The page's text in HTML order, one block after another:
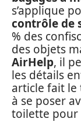
s’applique
contrôle de
% des
des objets
AirHelp, il
les détails
article fait le
à se poser
toilette pour